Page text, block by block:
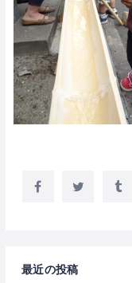
最近の投稿